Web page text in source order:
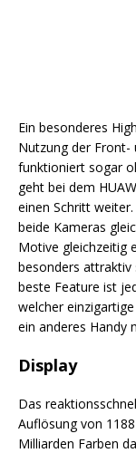
Ein besonderes
Nutzung der Front-
funktioniert sogar
geht bei dem
einen Schritt
beide Kameras
Motive gleichzeitig
besonders attraktiv
beste Feature ist
welcher
ein anderes Handy
Display
Das
Auflösung von
Milliarden Farben